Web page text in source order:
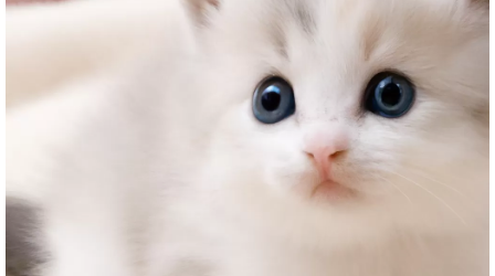
Huấn luyện mèo không tấn công đồng loại
Huấn luyện mèo không kén ăn
Xác định chế độ ăn uống hợp lý
Sử dụng phương pháp huấn luyện
Các lưu ý khi huấn luyện mèo
Ghi nhớ và làm việc theo từng bước
Mèo có thể được huấn luyện không?